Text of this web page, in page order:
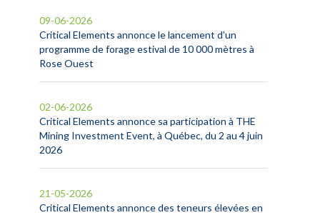
Critical Elements annonce le lancement d’un
programme de forage estival de 10 000 mètres à
Rose Ouest
09-06-2026
Critical Elements annonce sa participation à THE
Mining Investment Event, à Québec, du 2 au 4 juin
2026
02-06-2026
Critical Elements annonce des teneurs élevées en
21-05-2026